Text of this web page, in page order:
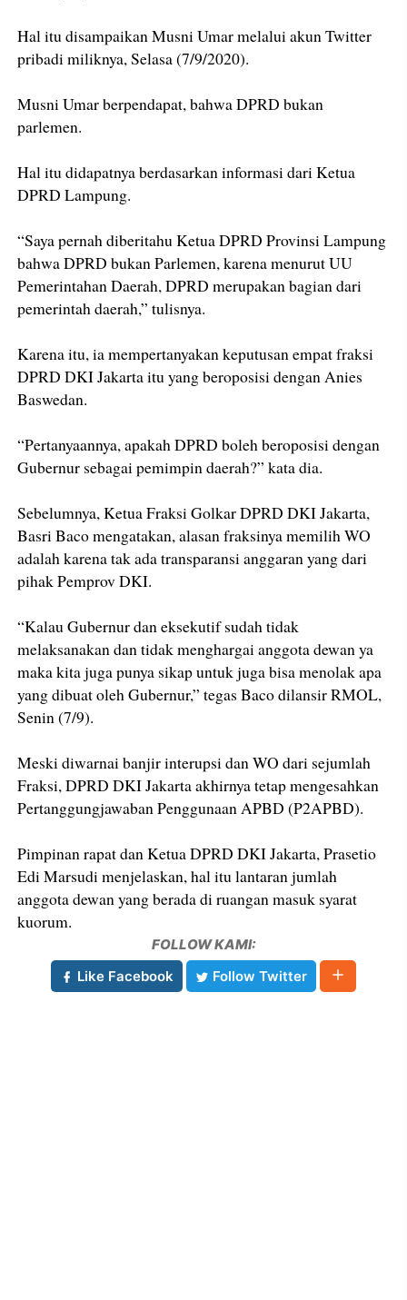
Hal itu disampaikan Musni Umar melalui akun Twitter
pribadi miliknya, Selasa (7/9/2020).
Musni Umar berpendapat, bahwa DPRD bukan
parlemen.
Hal itu didapatnya berdasarkan informasi dari Ketua
DPRD Lampung.
“Saya pernah diberitahu Ketua DPRD Provinsi Lampung
bahwa DPRD bukan Parlemen, karena menurut UU
Pemerintahan Daerah, DPRD merupakan bagian dari
pemerintah daerah,” tulisnya.
Karena itu, ia mempertanyakan keputusan empat fraksi
DPRD DKI Jakarta itu yang beroposisi dengan Anies
Baswedan.
“Pertanyaannya, apakah DPRD boleh beroposisi dengan
Gubernur sebagai pemimpin daerah?” kata dia.
Sebelumnya, Ketua Fraksi Golkar DPRD DKI Jakarta,
Basri Baco mengatakan, alasan fraksinya memilih WO
adalah karena tak ada transparansi anggaran yang dari
pihak Pemprov DKI.
“Kalau Gubernur dan eksekutif sudah tidak
melaksanakan dan tidak menghargai anggota dewan ya
maka kita juga punya sikap untuk juga bisa menolak apa
yang dibuat oleh Gubernur,” tegas Baco dilansir RMOL,
Senin (7/9).
Meski diwarnai banjir interupsi dan WO dari sejumlah
Fraksi, DPRD DKI Jakarta akhirnya tetap mengesahkan
Pertanggungjawaban Penggunaan APBD (P2APBD).
Pimpinan rapat dan Ketua DPRD DKI Jakarta, Prasetio
Edi Marsudi menjelaskan, hal itu lantaran jumlah
anggota dewan yang berada di ruangan masuk syarat
kuorum.
FOLLOW KAMI:
Like Facebook
Follow Twitter